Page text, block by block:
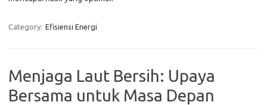
Category: Efisiensi Energi
Menjaga Laut Bersih: Upaya
Bersama untuk Masa Depan